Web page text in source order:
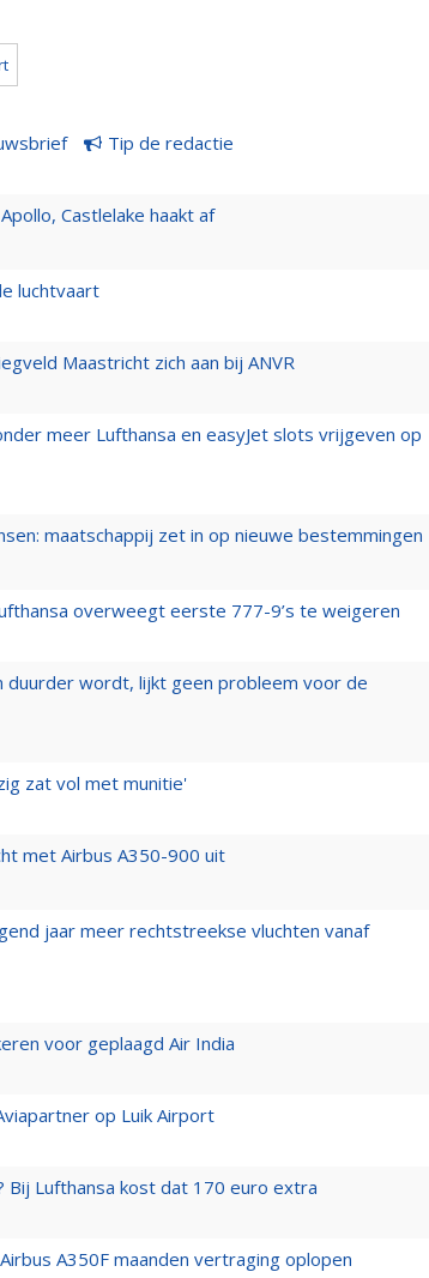
Tip de redactie
Castlelake haakt af
luchtvaart
Maastricht zich aan bij ANVR
meer Lufthansa en easyJet slots vrijgeven op
maatschappij zet in op nieuwe bestemmingen
overweegt eerste 777-9’s te weigeren
duurder wordt, lijkt geen probleem voor de
zat vol met munitie'
met Airbus A350-900 uit
jaar meer rechtstreekse vluchten vanaf
voor geplaagd Air India
op Luik Airport
Bij Lufthansa kost dat 170 euro extra
A350F maanden vertraging oplopen